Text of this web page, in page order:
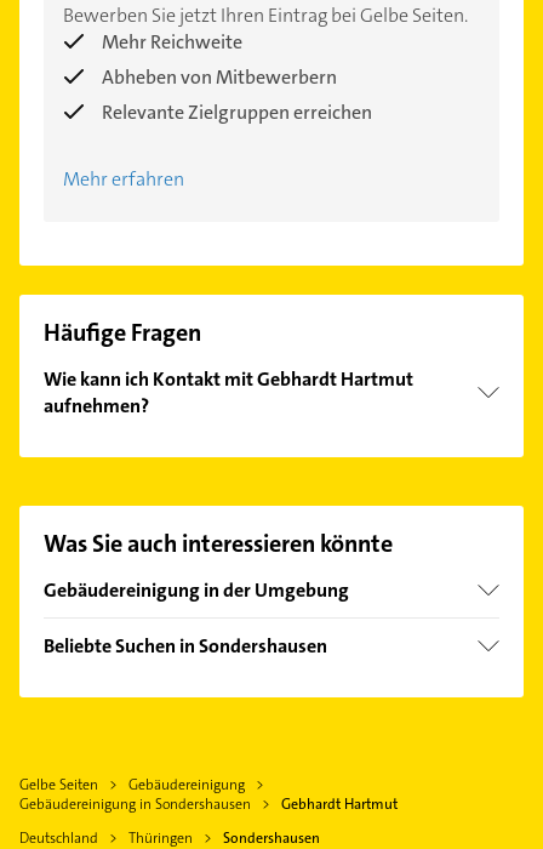
Bewerben Sie jetzt Ihren Eintrag bei Gelbe Seiten.
Mehr Reichweite
Abheben von Mitbewerbern
Relevante Zielgruppen erreichen
Mehr erfahren
Häufige Fragen
Wie kann ich Kontakt mit Gebhardt Hartmut
aufnehmen?
finden Sie alleKontaktdaten.
Was Sie auch interessieren könnte
Gebäudereinigung in der Umgebung
Nordhausen Thüringen
Ellrich
Beliebte Suchen in Sondershausen
Fenster
Gelbe Seiten
Gebäudereinigung
Gebäudereinigung in Sondershausen
Gebhardt Hartmut
Deutschland
Thüringen Sondershausen